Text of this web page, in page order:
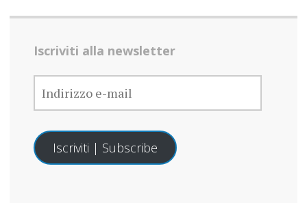
Iscriviti alla newsletter
INDIRIZZO
E-
MAIL
Iscriviti | Subscribe